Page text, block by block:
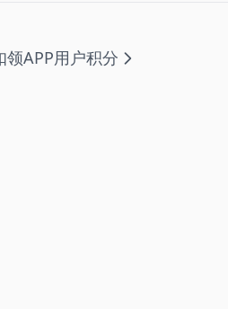
领APP用户积分